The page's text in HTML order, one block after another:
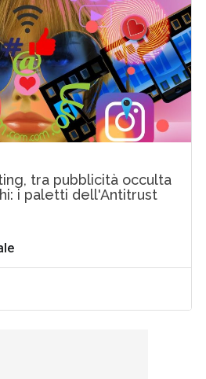
tra pubblicità occulta
i paletti dell'Antitrust